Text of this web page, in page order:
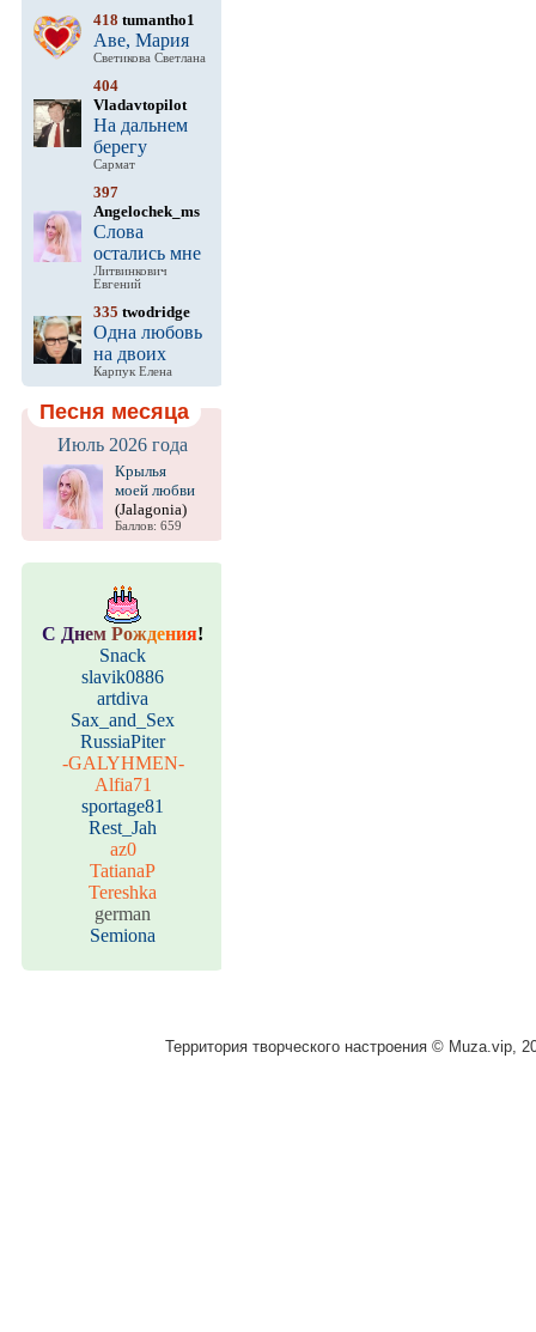
418 tumantho1
Аве, Мария
Светикова Светлана
404
Vladavtopilot
На дальнем
берегу
Сармат
397
Angelochek_ms
Слова
остались мне
Литвинкович
Евгений
335 twodridge
Одна любовь
на двоих
Карпук Елена
Песня месяца
Июль 2026 года
Крылья
моей любви
(Jalagonia)
Баллов: 659
С Днем Рождения!
Snack
slavik0886
artdiva
Sax_and_Sex
RussiaPiter
-GALYHMEN-
Alfia71
sportage81
Rest_Jah
az0
TatianaP
Tereshka
german
Semiona
Территория творческого настроения © Muza.vip,